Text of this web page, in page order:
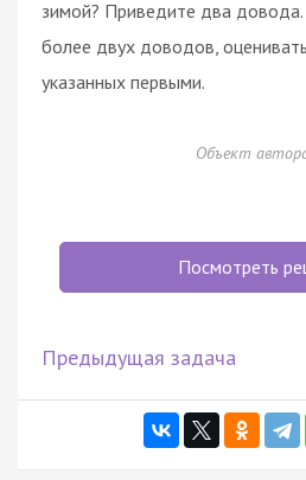
зимой? Приведите два
более двух доводов,
указанных первыми.
Объект
Посмотреть
Предыдущая задача